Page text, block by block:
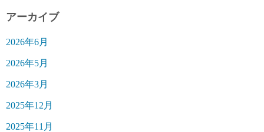
アーカイブ
2026年6月
2026年5月
2026年3月
2025年12月
2025年11月